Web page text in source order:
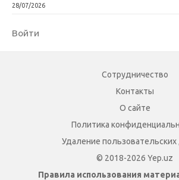
28/07/2026
Войти
Сотрудничество
Контакты
О сайте
Политика
Удаление
© 2018-2026 Yep.uz
Правила использования